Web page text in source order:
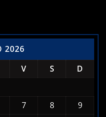
2026
V S
D
7 8 9